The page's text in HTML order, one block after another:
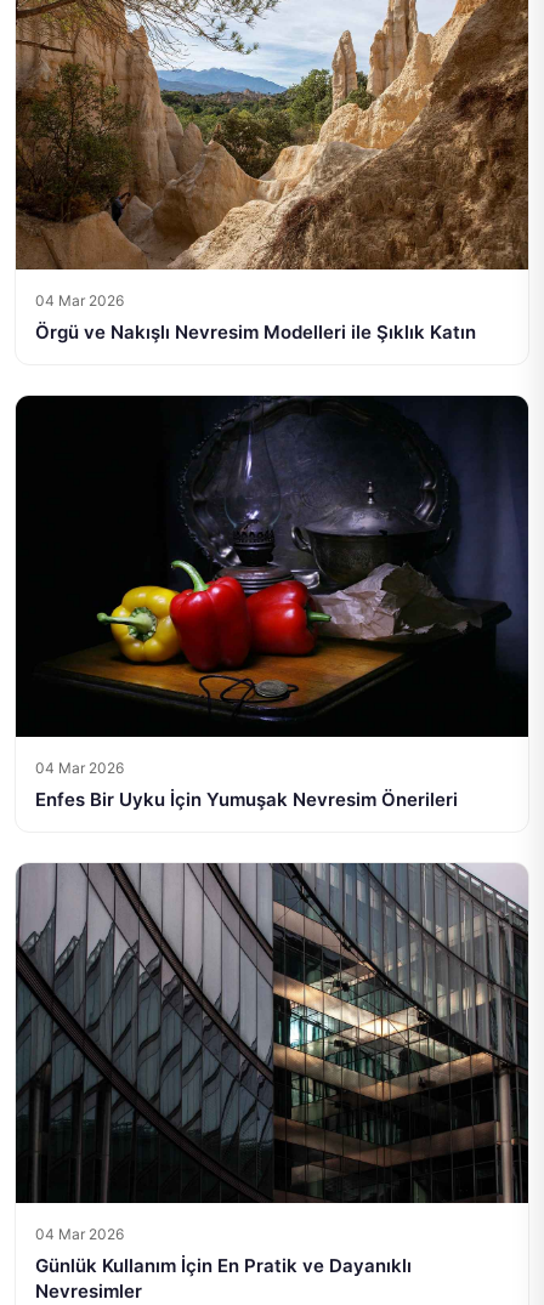
04 Mar 2026
Örgü ve Nakışlı Nevresim Modelleri ile Şıklık Katın
04 Mar 2026
Enfes Bir Uyku İçin Yumuşak Nevresim Önerileri
04 Mar 2026
Günlük Kullanım İçin En Pratik ve Dayanıklı
Nevresimler